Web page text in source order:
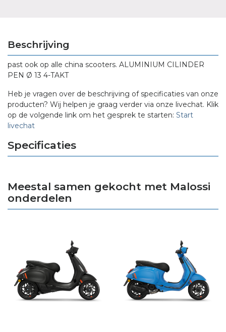
Beschrijving
past ook op alle china scooters. ALUMINIUM CILINDER
PEN Ø 13 4-TAKT
Heb je vragen over de beschrijving of specificaties van onze
producten? Wij helpen je graag verder via onze livechat. Klik
op de volgende link om het gesprek te starten: Start
livechat
Specificaties
Meestal samen gekocht met Malossi
onderdelen